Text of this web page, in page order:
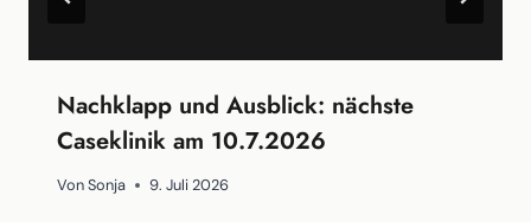
Nachklapp und Ausblick: nächste
Caseklinik am 10.7.2026
VonSonja 9. Juli 2026